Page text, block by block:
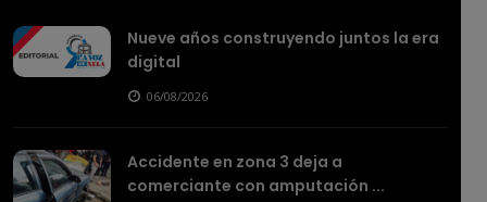
Nueve años construyendo juntos la era
digital
06/08/2026
Accidente en zona 3 deja a
comerciante con amputación ...